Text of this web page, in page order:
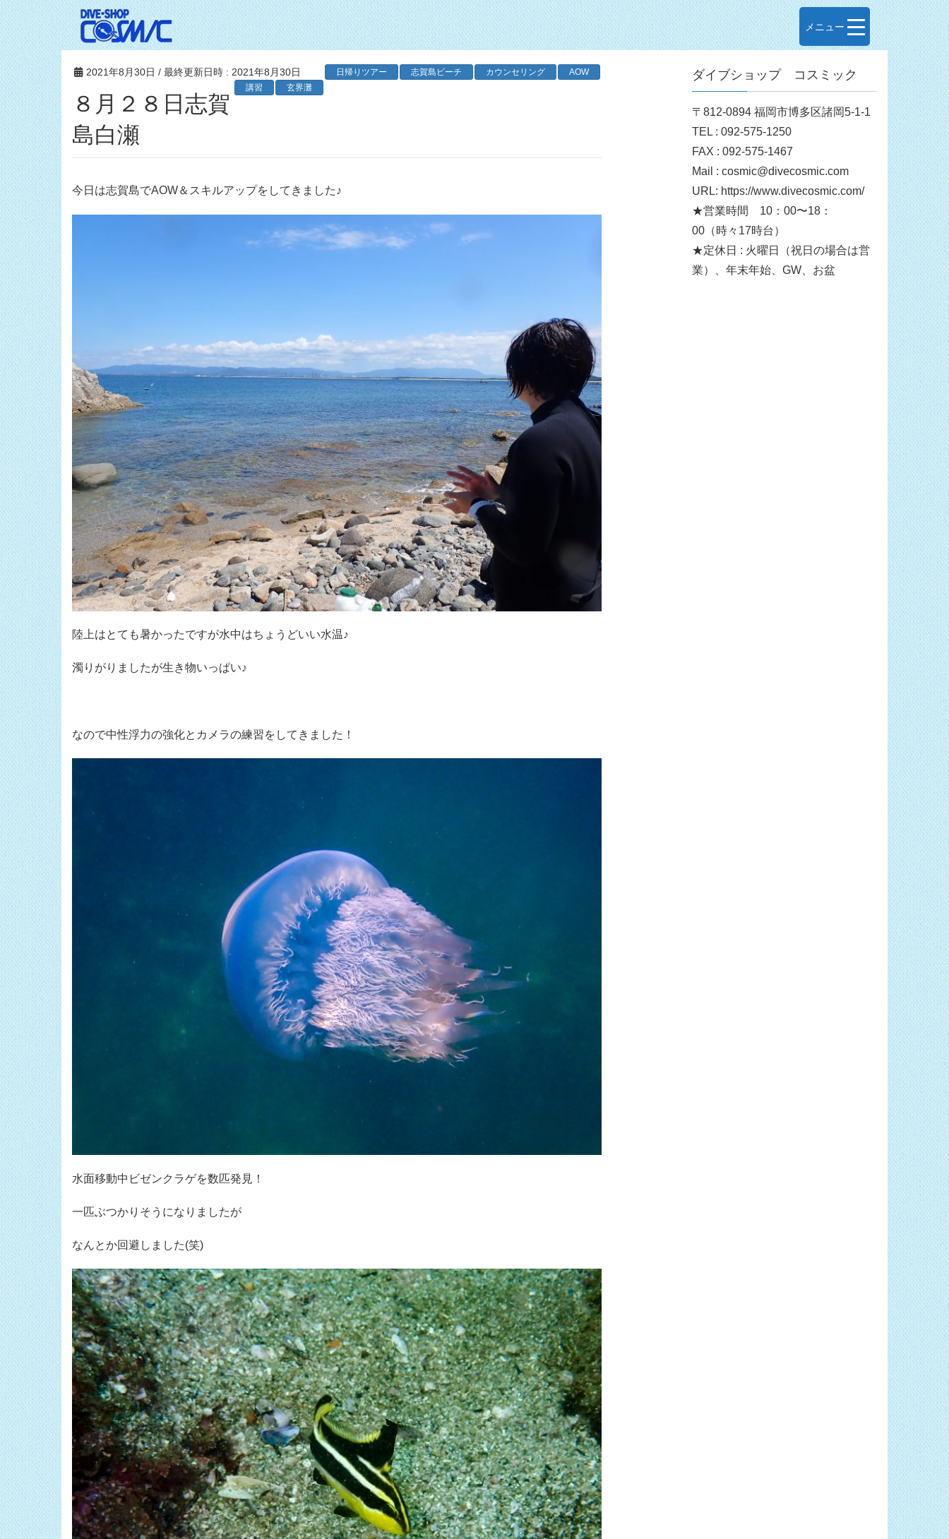
メニュー
2021年8月30日 / 最終更新日時 : 2021年8月30日 AOW
カウンセリング
志賀島ビーチ
日帰りツアー
玄界灘
講習
８月２８日志賀
島白瀬
今日は志賀島でAOW＆スキルアップをしてきました♪
陸上はとても暑かったですが水中はちょうどいい水温♪
濁りがりましたが生き物いっぱい♪
なので中性浮力の強化とカメラの練習をしてきました！
水面移動中ビゼンクラゲを数匹発見！
一匹ぶつかりそうになりましたが
なんとか回避しました(笑)
ダイブショップ コスミック
〒812-0894 福岡市博多区諸岡5-1-1
TEL : 092-575-1250
FAX : 092-575-1467
Mail : cosmic@divecosmic.com
URL: https://www.divecosmic.com/
★営業時間 10：00〜18：
00（時々17時台）
★定休日 : 火曜日（祝日の場合は営
業）、年末年始、GW、お盆